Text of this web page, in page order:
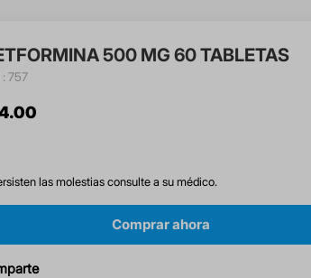
500 MG 60 TABLETAS
: 757
.00
las molestias consulte a su médico.
Comprar ahora